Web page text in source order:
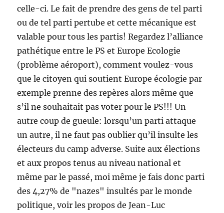
celle-ci. Le fait de prendre des gens de tel parti
ou de tel parti pertube et cette mécanique est
valable pour tous les partis! Regardez l’alliance
pathétique entre le PS et Europe Ecologie
(problème aéroport), comment voulez-vous
que le citoyen qui soutient Europe écologie par
exemple prenne des repères alors même que
s’il ne souhaitait pas voter pour le PS!!! Un
autre coup de gueule: lorsqu’un parti attaque
un autre, il ne faut pas oublier qu’il insulte les
électeurs du camp adverse. Suite aux élections
et aux propos tenus au niveau national et
même par le passé, moi même je fais donc parti
des 4,27% de "nazes" insultés par le monde
politique, voir les propos de Jean-Luc